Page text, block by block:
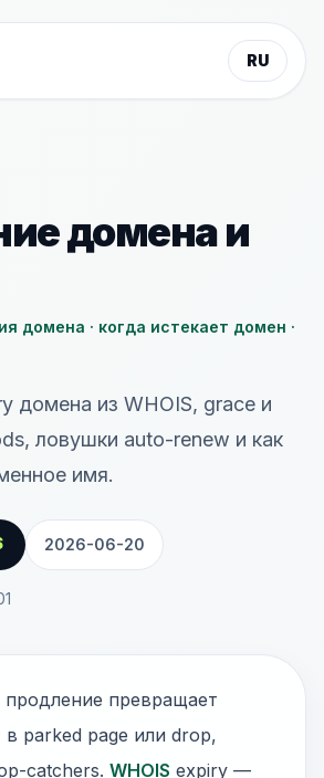
RU
домена и
домена · когда истекает домен ·
домена из WHOIS, grace и
ловушки auto-renew и как
имя.
2026-06-20
превращает
parked page или drop,
catchers. WHOIS expiry —